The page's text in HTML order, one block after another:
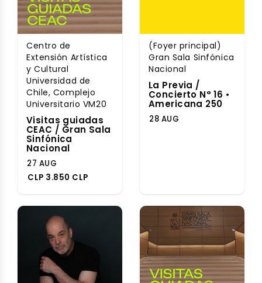
Centro de
Extensión Artística
y Cultural
Universidad de
Chile, Complejo
Universitario VM20
Visitas guiadas
CEAC / Gran Sala
Sinfónica
Nacional
27 AUG
CLP 3.850 CLP
(Foyer principal)
Gran Sala Sinfónica
Nacional
La Previa /
Concierto N° 16 •
Americana 250
28 AUG